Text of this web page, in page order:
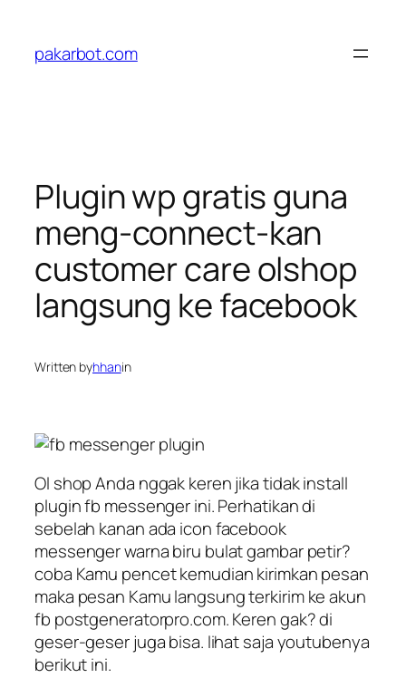
content
pakarbot.com
Plugin wp gratis guna
meng-connect-kan
customer care olshop
langsung ke facebook
Written byhhanin
Ol shop Anda nggak keren jika tidak install
plugin fb messenger ini. Perhatikan di
sebelah kanan ada icon facebook
messenger warna biru bulat gambar petir?
coba Kamu pencet kemudian kirimkan pesan
maka pesan Kamu langsung terkirim ke akun
fb postgeneratorpro.com. Keren gak? di
geser-geser juga bisa. lihat saja youtubenya
berikut ini.